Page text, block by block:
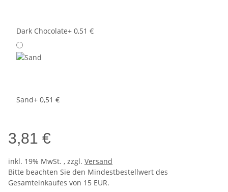
Dark Chocolate+ 0,51 €
Sand+ 0,51 €
3,81 €
inkl. 19% MwSt. , zzgl. Versand
Bitte beachten Sie den Mindestbestellwert des
Gesamteinkaufes von 15 EUR.